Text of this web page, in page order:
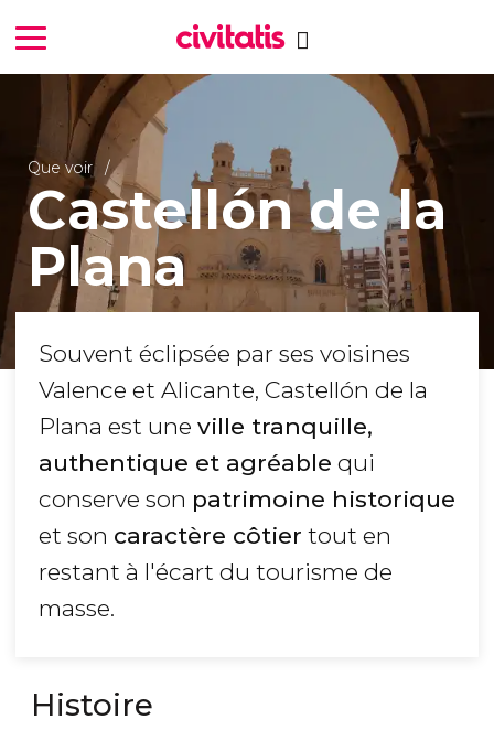
Que voir
Castellón de la
Plana
Souvent éclipsée par ses voisines
Valence et Alicante, Castellón de la
Plana est une ville tranquille,
authentique et agréable qui
conserve son patrimoine historique
et son caractère côtier tout en
restant à l'écart du tourisme de
masse.
Histoire